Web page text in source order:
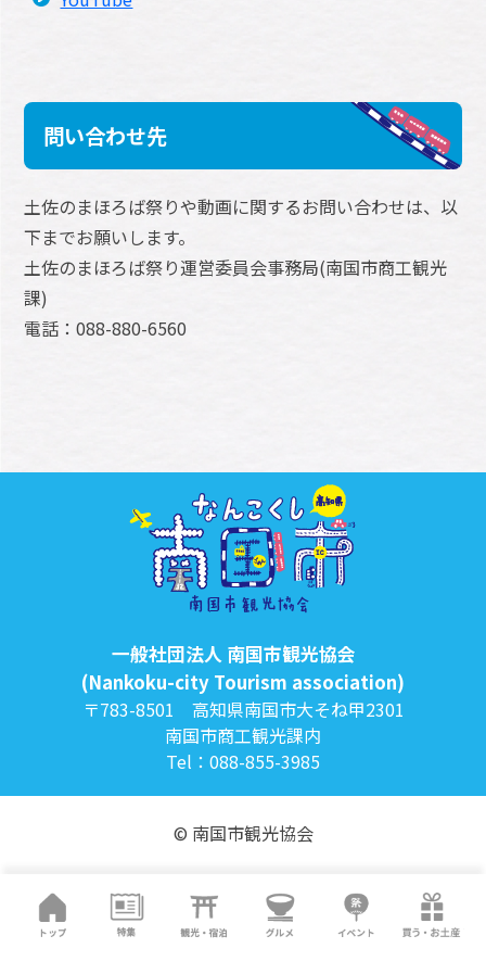
問い合わせ先
土佐のまほろば祭りや動画に関するお問い合わせは、以
下までお願いします。
土佐のまほろば祭り運営委員会事務局(南国市商工観光
課)
電話：088-880-6560
一般社団法人 南国市観光協会
(Nankoku-city Tourism association)
〒783-8501 高知県南国市大そね甲2301
南国市商工観光課内
Tel：088-855-3985
© 南国市観光協会